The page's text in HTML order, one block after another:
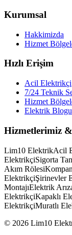
Kurumsal
Hakkimizda
Hizmet
Hızlı Erişim
Acil Elektrikçi
7/24 Teknik
Hizmet
Elektrik Blogu
Hizmetlerimiz
Lim10 ElektrikAcil
ElektrikçiSigorta
Akım Rölesi
ElektrikçiŞirinevler
MontajıElektrik
ElektrikçiKapaklı
ElektrikçiMuratlı
© 2026 Lim10